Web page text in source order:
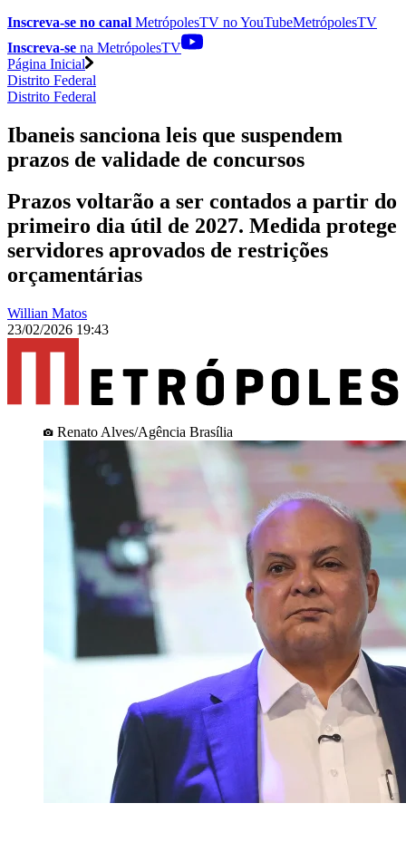
Inscreva-se no canal MetrópolesTV noYouTubeMetrópolesTV
Inscreva-se na MetrópolesTV
Página Inicial
Distrito Federal
Distrito Federal
Ibaneis sanciona leis que suspendem
prazos de validade de concursos
Prazos voltarão a ser contados a partir do
primeiro dia útil de 2027. Medida protege
servidores aprovados de restrições
orçamentárias
Willian Matos
23/02/2026 19:43
Renato Alves/Agência Brasília